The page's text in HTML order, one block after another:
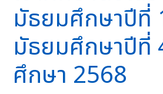
มัธยมศึกษาปีที่
มัธยมศึกษาปีที่
ศึกษา 2568